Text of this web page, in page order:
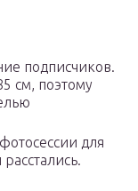
подписчиков.
см, поэтому
для